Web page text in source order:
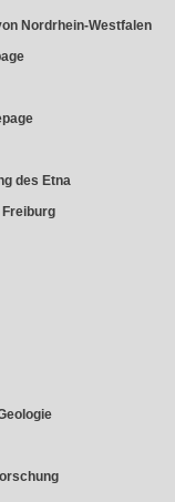
Nordrhein-Westfalen
des Etna